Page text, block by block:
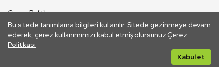
Bu sitede tanımlama bilgileri kullanılır. Sitede gezinmeye devam
ederek, çerez kullanımımızı kabul etmiş olursunuz.Çerez
Politikası
Kabul et
CANLI YAYINLAR
Çerez Politikası
İletişim
Her hakkı saklıdır. ©2026 TRT. Bağlantı yoluyla gidilen dış